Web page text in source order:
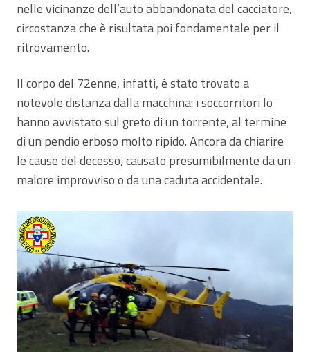
nelle vicinanze dell’auto abbandonata del cacciatore,
circostanza che è risultata poi fondamentale per il
ritrovamento.
Il corpo del 72enne, infatti, è stato trovato a
notevole distanza dalla macchina: i soccorritori lo
hanno avvistato sul greto di un torrente, al termine
di un pendio erboso molto ripido. Ancora da chiarire
le cause del decesso, causato presumibilmente da un
malore improvviso o da una caduta accidentale.